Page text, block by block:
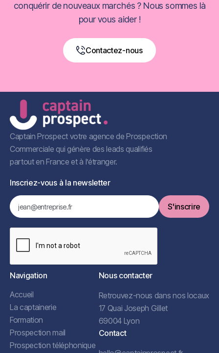
conquérir de nouveaux marchés ? Nous sommes là
pour vous aider !
Contactez-nous
Book a Free Call
Captain Prospect votre agence de Prospection
Commerciale qui génère des leads qualifiés
partout en France et à l’étranger.
Inscriez-vous à la newsletter
Navigation
Accueil
La captainerie
Formation
Prospection mail
Prospection téléphonique
Nous contacter
Retrouvez-nous dans nos locaux
17 Quai Joseph Gillet
69004 Lyon
Contact